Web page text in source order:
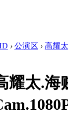
› 公演区 › 高耀
耀太.海